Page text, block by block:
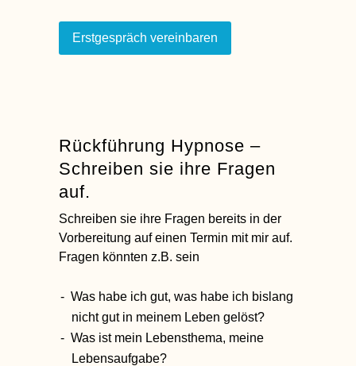
Erstgespräch vereinbaren
Rückführung Hypnose –
Schreiben sie ihre Fragen
auf.
Schreiben sie ihre Fragen bereits in der
Vorbereitung auf einen Termin mit mir auf.
Fragen könnten z.B. sein
Was habe ich gut, was habe ich bislang
nicht gut in meinem Leben gelöst?
Was ist mein Lebensthema, meine
Lebensaufgabe?